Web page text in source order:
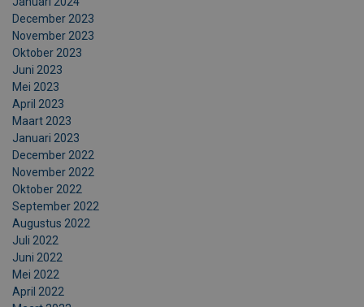
December 2023
November 2023
Oktober 2023
Juni 2023
Mei 2023
April 2023
Maart 2023
Januari 2023
December 2022
November 2022
Oktober 2022
September 2022
Augustus 2022
Juli 2022
Juni 2022
Mei 2022
April 2022